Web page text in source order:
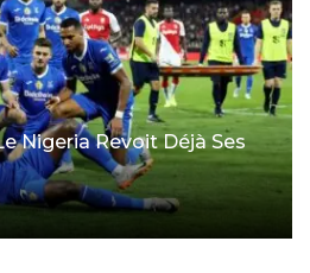
Nigeria Revoit Déjà Ses